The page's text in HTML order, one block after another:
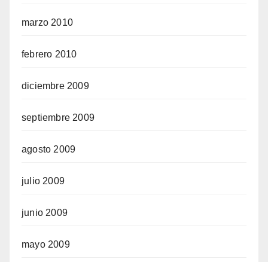
marzo 2010
febrero 2010
diciembre 2009
septiembre 2009
agosto 2009
julio 2009
junio 2009
mayo 2009